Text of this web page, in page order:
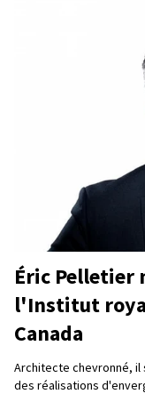
Éric Pelletier
l'Institut
Canada
Architecte chevronné, il
des réalisations